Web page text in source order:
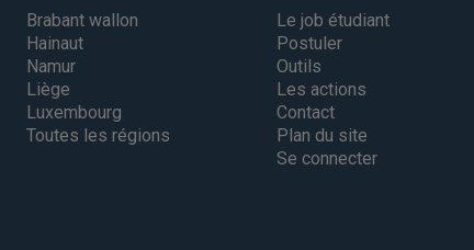
Brabant wallon
Hainaut
Namur
Liège
Luxembourg
Toutes les régions
Le job étudiant
Postuler
Outils
Les actions
Contact
Plan du site
Se connecter